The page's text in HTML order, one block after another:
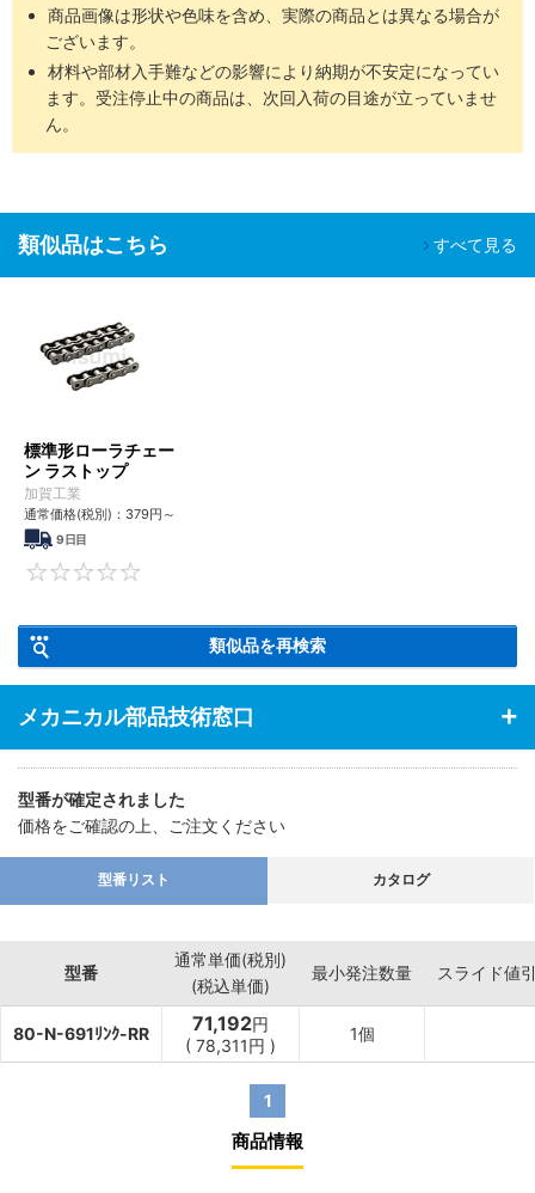
・耐環境用として軽い腐食環境にさらされる屋外使用に最適です
商品画像は形状や色味を含め、実際の商品とは異なる場合が
ございます。
材料や部材入手難などの影響により納期が不安定になってい
ます。受注停止中の商品は、次回入荷の目途が立っていませ
ん。
類似品はこちら すべて見る
標準形ローラチェー
ン ラストップ
加賀工業
通常価格(税別)： 379円 ～
9日目
類似品を再検索
メカニカル部品技術窓口
型番が確定されました
価格をご確認の上、ご注文ください
型番リスト カタログ
型番
通常単価(税別)
(税込単価)
最小発注数量 スライド値
80-N-691ﾘﾝｸ-RR 71,192円
( 78,311円 )
1個
1
商品情報